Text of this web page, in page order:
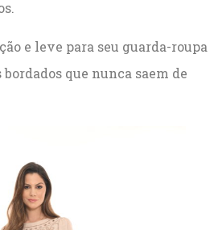
e leve para seu guarda-roupa
que nunca saem de